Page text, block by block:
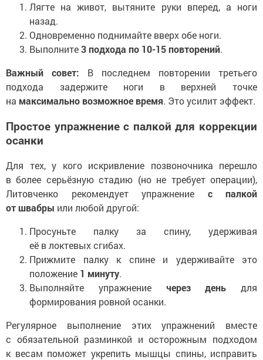
Лягте на живот, вытяните руки вперед, а ноги
назад.
Одновременно поднимайте вверх обе ноги.
Выполните3 подхода по 10-15 повторений.
Важный совет: В последнем повторении третьего
подхода задержите ноги в верхней точке
на максимально возможное время. Это усилит эффект.
Простое упражнение с палкой для коррекции
осанки
Для тех, у кого искривление позвоночника перешло
в более серьёзную стадию (но не требует операции),
Литовченко рекомендует упражнение с палкой
от швабры или любой другой:
Просуньте палку за спину, удерживая
её в локтевых сгибах.
Прижмите палку к спине и удерживайте это
положение 1 минуту.
Выполняйте упражнениечерез день для
формирования ровной осанки.
Регулярное выполнение этих упражнений вместе
с обязательной разминкой и осторожным подходом
к весам поможет укрепить мышцы спины, исправить